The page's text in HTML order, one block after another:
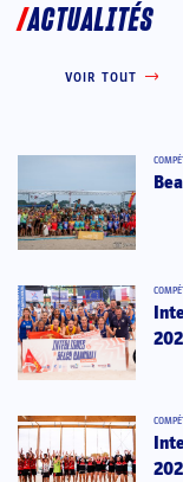
ACTUALITÉS
VOIR TOUT